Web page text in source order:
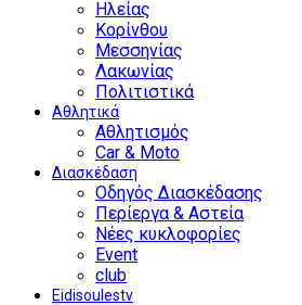
Ηλείας
Κορίνθου
Μεσσηνίας
Λακωνίας
Πολιτιστικά
Αθλητικά
Αθλητισμός
Car & Moto
Διασκέδαση
Οδηγός Διασκέδασης
Περίεργα & Αστεία
Νέες κυκλοφορίες
Event
club
Eidisoulestv